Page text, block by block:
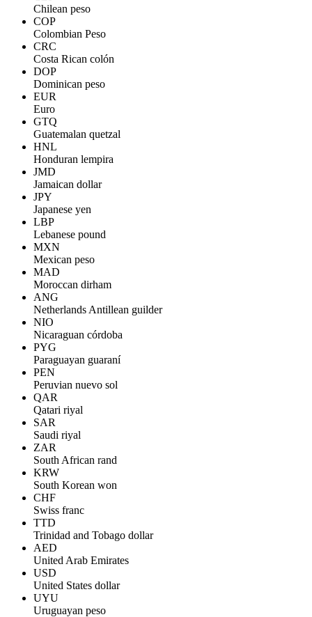
Chilean peso
COP
Colombian Peso
CRC
Costa Rican colón
DOP
Dominican peso
EUR
Euro
GTQ
Guatemalan quetzal
HNL
Honduran lempira
JMD
Jamaican dollar
JPY
Japanese yen
LBP
Lebanese pound
MXN
Mexican peso
MAD
Moroccan dirham
ANG
Netherlands Antillean guilder
NIO
Nicaraguan córdoba
PYG
Paraguayan guaraní
PEN
Peruvian nuevo sol
QAR
Qatari riyal
SAR
Saudi riyal
ZAR
South African rand
KRW
South Korean won
CHF
Swiss franc
TTD
Trinidad and Tobago dollar
AED
United Arab Emirates
USD
United States dollar
UYU
Uruguayan peso